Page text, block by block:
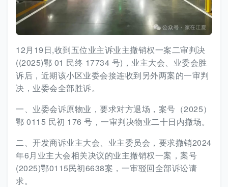
12月19日,收到五位业主诉业主撤销权一案二审判决
((2025)鄂 01 民终 17734 号)，业主大会、业委会胜
诉后，近期该小区业委会接连收到另外两案的一审判
决，业委会全部胜诉。
一、业委会诉原物业，要求对方退场，案号（2025）
鄂 0115 民初 176 号，一审判决物业二十日内撤场。
二、开发商诉业主大会、业主委员会，要求撤销2024
年6月业主大会相关决议的业主撤销权一案，案号
(2025)鄂0115民初6638案，一审驳回全部诉讼请
求。